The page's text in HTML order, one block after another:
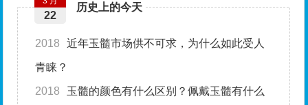
历史上的今天
22
2018 近年玉髓市场供不可求，为什么如此受人
青睐？
2018 玉髓的颜色有什么区别？佩戴玉髓有什么